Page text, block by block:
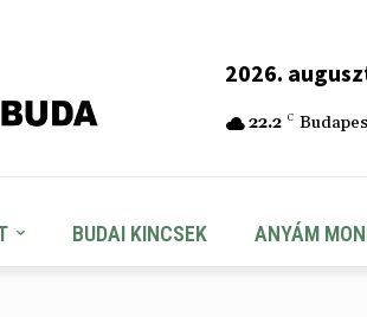
2026.
22.2 C
BUDAI KINCSEK ANYÁM